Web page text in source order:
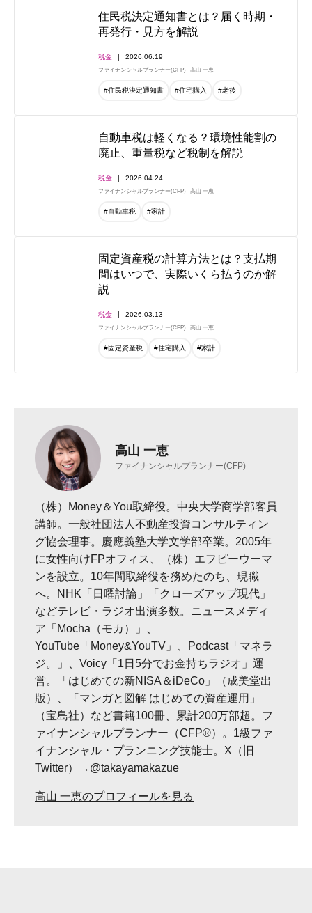
住民税決定通知書とは？届く時期・
再発行・見方を解説
税金 2026.06.19
ファイナンシャルプランナー(CFP) 高山 一恵
#住民税決定通知書 #住宅購入 #老後
自動車税は軽くなる？環境性能割の
廃止、重量税など税制を解説
税金 2026.04.24
ファイナンシャルプランナー(CFP) 高山 一恵
#自動車税 #家計
固定資産税の計算方法とは？支払期
間はいつで、実際いくら払うのか解
説
税金 2026.03.13
ファイナンシャルプランナー(CFP) 高山 一恵
#固定資産税 #住宅購入 #家計
高山 一恵
ファイナンシャルプランナー(CFP)
（株）Money＆You取締役。中央大学商学部客員
講師。一般社団法人不動産投資コンサルティン
グ協会理事。慶應義塾大学文学部卒業。2005年
に女性向けFPオフィス、（株）エフピーウーマ
ンを設立。10年間取締役を務めたのち、現職
へ。NHK「日曜討論」「クローズアップ現代」
などテレビ・ラジオ出演多数。ニュースメディ
ア「Mocha（モカ）」、
YouTube「Money&YouTV」、Podcast「マネラ
ジ。」、Voicy「1日5分でお金持ちラジオ」運
営。「はじめての新NISA＆iDeCo」（成美堂出
版）、「マンガと図解 はじめての資産運用」
（宝島社）など書籍100冊、累計200万部超。フ
ァイナンシャルプランナー（CFP®）。1級ファ
イナンシャル・プランニング技能士。X（旧
Twitter）→@takayamakazue
高山 一恵のプロフィールを見る